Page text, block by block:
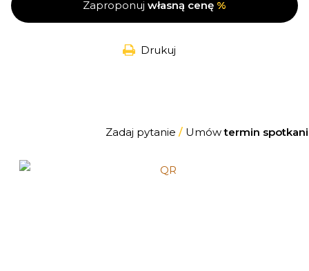
Zaproponuj własną cenę %
Drukuj
Zadaj pytanie /Umówtermin